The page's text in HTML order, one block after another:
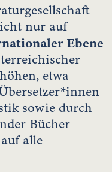
nur auf
Ebene
etwa
sowie durch
Bücher
alle